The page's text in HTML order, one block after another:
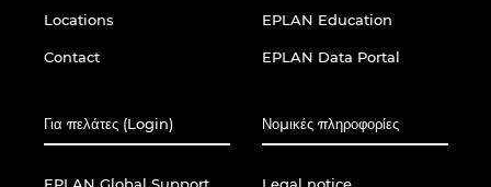
Locations
Contact
EPLAN Education
EPLAN Data Portal
Για πελάτες (Login) Νομικές πληροφορίες
Μεξικό
Μπρουνέι
Νέα Ζηλανδία
Νορβηγία